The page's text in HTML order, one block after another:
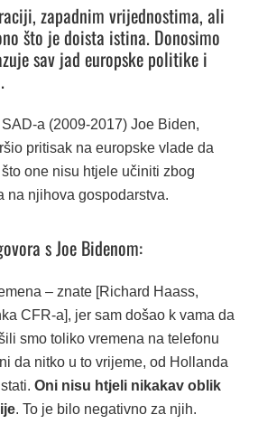
zapadnim vrijednostima, ali
što je doista istina. Donosimo
sav jad europske politike i
a (2009-2017) Joe Biden,
pritisak na europske vlade da
one nisu htjele učiniti zbog
na njihova gospodarstva.
s Joe Bidenom:
– znate [Richard Haass,
CFR-a], jer sam došao k vama da
smo toliko vremena na telefonu
da nitko u to vrijeme, od Hollanda
Oni nisu htjeli nikakav oblik
. To je bilo negativno za njih.